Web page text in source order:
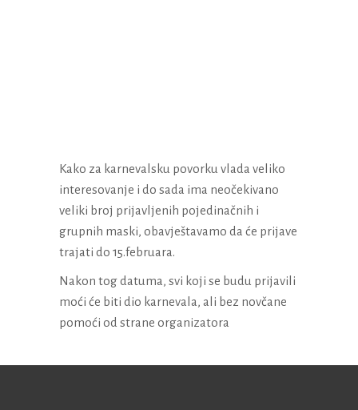
Kako za karnevalsku povorku vlada veliko
interesovanje i do sada ima neočekivano
veliki broj prijavljenih pojedinačnih i
grupnih maski, obavještavamo da će prijave
trajati do 15.februara.
Nakon tog datuma, svi koji se budu prijavili
moći će biti dio karnevala, ali bez novčane
pomoći od strane organizatora